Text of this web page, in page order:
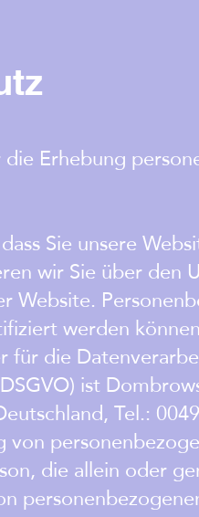
Erhebung
Sie unsere
wir Sie über den
Website.
werden
für die
ist
Tel.:
von
die allein oder